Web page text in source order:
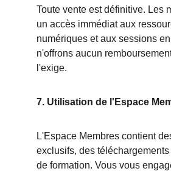
Toute vente est définitive. Les
un accès immédiat aux
numériques et aux sessions
n'offrons aucun
l'exige.
7. Utilisation de l'Espace
L'Espace Membres contient
exclusifs, des téléchargements
de formation. Vous vous